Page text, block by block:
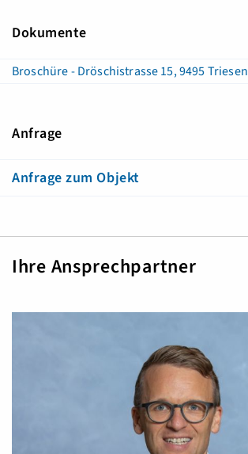
Dokumente
Broschüre - Dröschistrasse 15, 9495 Triesen
Anfrage
Anfrage zum Objekt
Ihre Ansprechpartner